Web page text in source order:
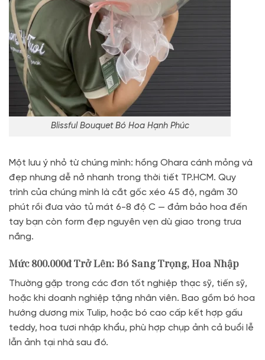
Blissful Bouquet Bó Hoa Hạnh Phúc
Một lưu ý nhỏ từ chúng mình: hồng Ohara cánh mỏng và
đẹp nhưng dễ nở nhanh trong thời tiết TP.HCM. Quy
trình của chúng mình là cắt gốc xéo 45 độ, ngâm 30
phút rồi đưa vào tủ mát 6-8 độ C — đảm bảo hoa đến
tay bạn còn form đẹp nguyên vẹn dù giao trong trưa
nắng.
Mức 800.000đ Trở Lên: Bó Sang Trọng, Hoa Nhập
Thường gặp trong các đơn tốt nghiệp thạc sỹ, tiến sỹ,
hoặc khi doanh nghiệp tặng nhân viên. Bao gồm bó hoa
hướng dương mix Tulip, hoặc bó cao cấp kết hợp gấu
teddy, hoa tươi nhập khẩu, phù hợp chụp ảnh cả buổi lễ
lẫn ảnh tại nhà sau đó.